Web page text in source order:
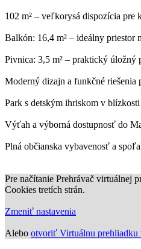
102 m² – veľkorysá dispozícia pre
Balkón: 16,4 m² – ideálny priestor
Pivnica: 3,5 m² – praktický úložný
Moderný dizajn a funkčné riešenia
Park s detským ihriskom v blízkosti
Výťah a výborná dostupnosť do
Plná občianska vybavenosť a
Pre načítanie Prehrávač virtuálnej
Cookies tretích strán.
Zmeniť nastavenia
Alebo otvoriť Virtuálnu prehliadku